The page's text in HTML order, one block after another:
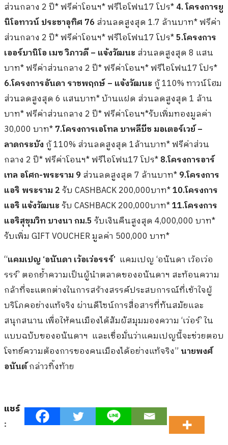
ส่วนกลาง 2 ปี* ฟรีค่าโอนฯ* ฟรีไอโฟน17 โปร*4. โครงการยู
นิโอทาวน์ ประชาอุทิศ 76 ส่วนลดสูงสุด 1.7 ล้านบาท* ฟรีค่า
ส่วนกลาง 2 ปี* ฟรีค่าโอนฯ* ฟรีไอโฟน17 โปร*5.โครงการ
เออร์บานิโอ เมซ วิภาวดี – แจ้งวัฒนะ ส่วนลดสูงสุด 8 แสน
บาท* ฟรีค่าส่วนกลาง 2 ปี* ฟรีค่าโอนฯ* ฟรีไอโฟน17 โปร*
6.โครงการอันดา ราชพฤกษ์ – แจ้งวัฒนะ กู้ 110% ทาวน์โฮม
ส่วนลดสูงสุด 6 แสนบาท* บ้านแฝด ส่วนลดสูงสุด 1 ล้าน
บาท* ฟรีค่าส่วนกลาง 2 ปี* ฟรีค่าโอนฯ*รับเพิ่มทองมูลค่า
30,000 บาท*7.โครงการเอโทล บาหลีบีช มอเตอร์เวย์ –
ลาดกระบัง กู้ 110% ส่วนลดสูงสุด 1ล้านบาท* ฟรีค่าส่วน
กลาง 2 ปี* ฟรีค่าโอนฯ* ฟรีไอโฟน17 โปร*8.โครงการอาร์
เทล อโศก-พระราม 9ส่วนลดสูงสุด 7 ล้านบาท*9.โครงการ
แอริ พระราม 2รับ CASHBACK 200,000บาท*10.โครงการ
แอริ แจ้งวัฒนะรับ CASHBACK 200,000บาท*11.โครงการ
แอริสุขุมวิท บางนา กม.5 รับเงินคืนสูงสุด 4,000,000 บาท*
รับเพิ่ม GIFT VOUCHER มูลค่า 500,000 บาท*
“แคมเปญ ‘อนันดา เว้อเว่อรรร์’ แคมเปญ ‘อนันดา เว้อเว่อ
รรร์’ ตอกย้ำความเป็นผู้นำตลาดของอนันดาฯ สะท้อนความ
กล้าที่จะแตกต่างในการสร้างสรรค์ประสบการณ์ที่เข้าใจผู้
บริโภคอย่างแท้จริง ผ่านดีไซน์การสื่อสารที่ทันสมัยและ
สนุกสนาน เพื่อให้คนเมืองได้สัมผัสมุมมองความ ‘เว่อร์’ ใน
แบบฉบับของอนันดาฯ และเชื่อมั่นว่าแคมเปญนี้จะช่วยตอบ
โจทย์ความต้องการของคนเมืองได้อย่างแท้จริง” นายพงศ์
อนันต์กล่าวทิ้งท้าย
แชร์
: